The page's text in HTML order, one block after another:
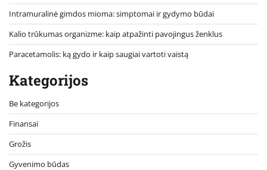
Intramuralinė gimdos mioma: simptomai ir gydymo būdai
Kalio trūkumas organizme: kaip atpažinti pavojingus ženklus
Paracetamolis: ką gydo ir kaip saugiai vartoti vaistą
Kategorijos
Be kategorijos
Finansai
Grožis
Gyvenimo būdas